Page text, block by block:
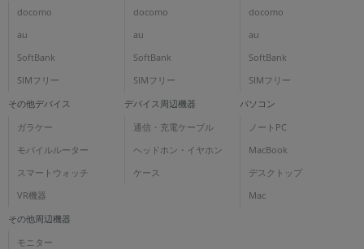
docomo
au
SoftBank
SIMフリー
docomo
au
SoftBank
SIMフリー
docomo
au
SoftBank
SIMフリー
その他デバイス
ガラケー
モバイルルーター
スマートウォッチ
VR機器
デバイス周辺機器
通信・充電ケーブル
ヘッドホン・イヤホン
ケース
パソコン
ノートPC
MacBook
デスクトップ
Mac
その他周辺機器
モニター